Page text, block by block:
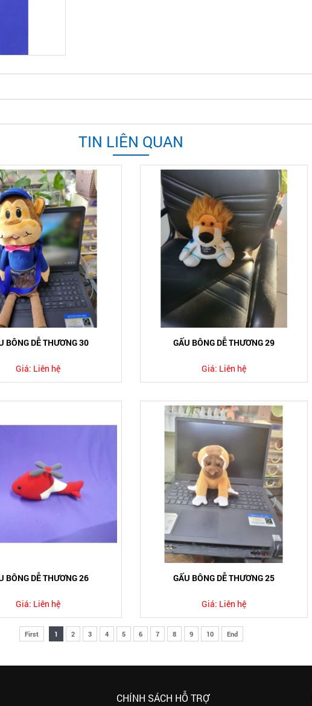
TIN LIÊN QUAN
BÔNG DỄ THƯƠNG 30
Giá: Liên hệ
GẤU BÔNG DỄ THƯƠNG 29
Giá: Liên hệ
BÔNG DỄ THƯƠNG 26
Giá: Liên hệ
GẤU BÔNG DỄ THƯƠNG 25
Giá: Liên hệ
First 1 2 3 4 5 6 7 8 9 10 End
CHÍNH SÁCH HỖ TRỢ